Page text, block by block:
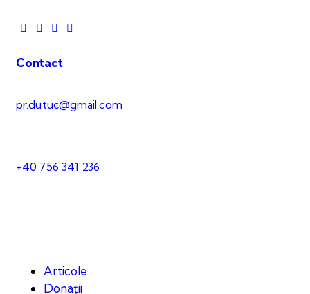
Contact
pr.dutuc@gmail.com
+40 756 341 236
Articole
Donații